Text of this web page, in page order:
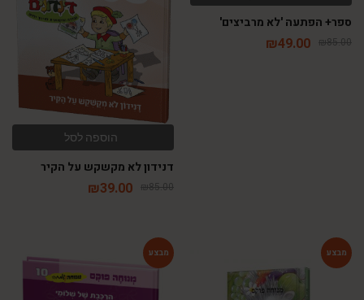
ספר+ הפתעה 'לא מרביצים'
₪85.00
₪49.00
הוספה לסל
דנידון לא מקשקש על הקיר
₪85.00
₪39.00